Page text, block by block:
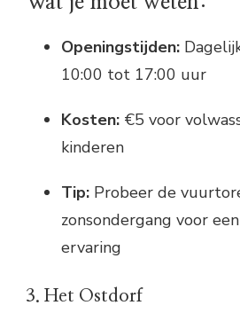
Openingstijden:
10:00 tot 17:00 uur
Kosten: €5 voor
kinderen
Tip: Probeer de
zonsondergang voor
ervaring
3. Het Ostdorf